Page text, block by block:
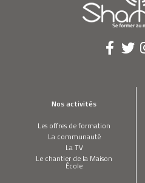
Nos activités
Les offres de formation
La communauté
La TV
Le chantier de la Maison
École